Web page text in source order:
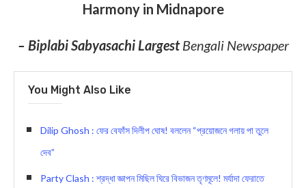
Harmony in Midnapore
– Biplabi Sabyasachi LargestBengali Newspaper
You Might Also Like
Dilip Ghosh : ফের বেফাঁস দিলীপ ঘোষ! বললেন “প্রয়োজনে গলায় পা তুলে
দেব”
Party Clash : শ্রদ্ধা জ্ঞাপন মিছিল ঘিরে বিভাজন তৃণমূলে! মর্যাদা ফেরাতে